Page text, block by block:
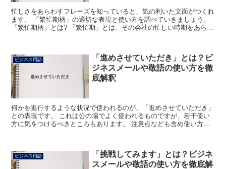
忙しさをあらわすフレーズを知っていると、気の利いた文面がつくれ
ます。 「繁忙期柄」の適切な表現と使い方を調べていきましょう。
「繁忙期柄」とは? 「繁忙期」とは、その会社の忙しい時期をあらわ
ビジネス用語
「進めさせていただき」とは？ビ
ジネスメールや敬語の使い方を徹
底解釈
何かを進行するような状況で使われるのが、「進めさせていただき」
との表現です。 これは公の場でよく使われるものですが、若干使い
方に気をつけるべきところもあります。 注意点なども含め使い方を
ビジネス用語
「挑戦してみます」とは？ビジネ
スメールや敬語の使い方を徹底解